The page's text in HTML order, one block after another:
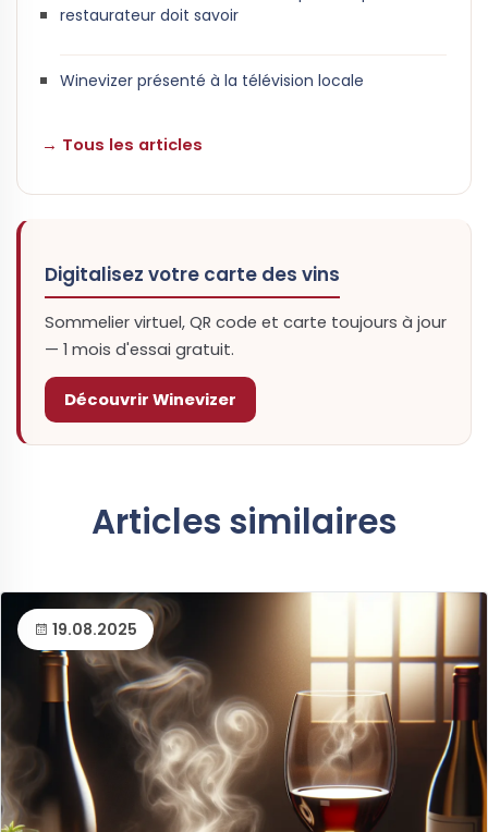
restaurateur doit savoir
Winevizer présenté à la télévision locale
→ Tous les articles
Digitalisez votre carte des vins
Sommelier virtuel, QR code et carte toujours à jour
— 1 mois d'essai gratuit.
Découvrir Winevizer
Articles similaires
19.08.2025